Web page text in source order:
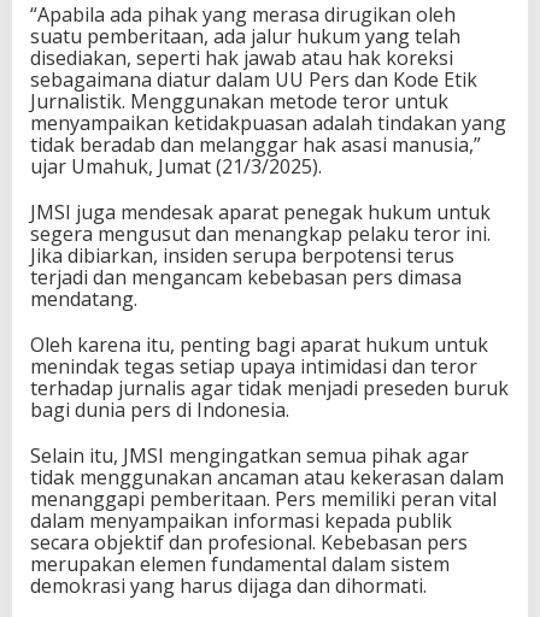
“Apabila ada pihak yang merasa dirugikan oleh
suatu pemberitaan, ada jalur hukum yang telah
disediakan, seperti hak jawab atau hak koreksi
sebagaimana diatur dalam UU Pers dan Kode Etik
Jurnalistik. Menggunakan metode teror untuk
menyampaikan ketidakpuasan adalah tindakan yang
tidak beradab dan melanggar hak asasi manusia,”
ujar Umahuk, Jumat (21/3/2025).
JMSI juga mendesak aparat penegak hukum untuk
segera mengusut dan menangkap pelaku teror ini.
Jika dibiarkan, insiden serupa berpotensi terus
terjadi dan mengancam kebebasan pers dimasa
mendatang.
Oleh karena itu, penting bagi aparat hukum untuk
menindak tegas setiap upaya intimidasi dan teror
terhadap jurnalis agar tidak menjadi preseden buruk
bagi dunia pers di Indonesia.
Selain itu, JMSI mengingatkan semua pihak agar
tidak menggunakan ancaman atau kekerasan dalam
menanggapi pemberitaan. Pers memiliki peran vital
dalam menyampaikan informasi kepada publik
secara objektif dan profesional. Kebebasan pers
merupakan elemen fundamental dalam sistem
demokrasi yang harus dijaga dan dihormati.